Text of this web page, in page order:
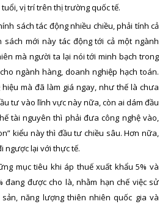
vị trí trên thị trường quốc tế.
sách tác động nhiều chiều, phải tính cả
sách mới này tác động tới cả một ngành
mà người ta lại nói tới minh bạch trong
ngành hàng, doanh nghiệp hạch toán.
mà đã làm giá ngay, như thế là chưa
tư vào lĩnh vực này nữa, còn ai dám đầu
tài nguyên thì phải đưa công nghệ vào,
kiểu này thì đầu tư chiều sâu. Hơn nữa,
ngược lại với thực tế.
mục tiêu khi áp thuế xuất khẩu 5% và
đang được cho là, nhằm hạn chế việc sử
năng lượng thiên nhiên quốc gia và